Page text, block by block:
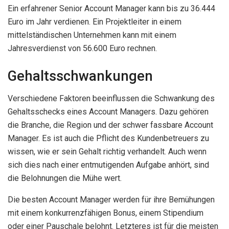
Ein erfahrener Senior Account Manager kann bis zu 36.444
Euro im Jahr verdienen. Ein Projektleiter in einem
mittelständischen Unternehmen kann mit einem
Jahresverdienst von 56.600 Euro rechnen.
Gehaltsschwankungen
Verschiedene Faktoren beeinflussen die Schwankung des
Gehaltsschecks eines Account Managers. Dazu gehören
die Branche, die Region und der schwer fassbare Account
Manager. Es ist auch die Pflicht des Kundenbetreuers zu
wissen, wie er sein Gehalt richtig verhandelt. Auch wenn
sich dies nach einer entmutigenden Aufgabe anhört, sind
die Belohnungen die Mühe wert.
Die besten Account Manager werden für ihre Bemühungen
mit einem konkurrenzfähigen Bonus, einem Stipendium
oder einer Pauschale belohnt. Letzteres ist für die meisten